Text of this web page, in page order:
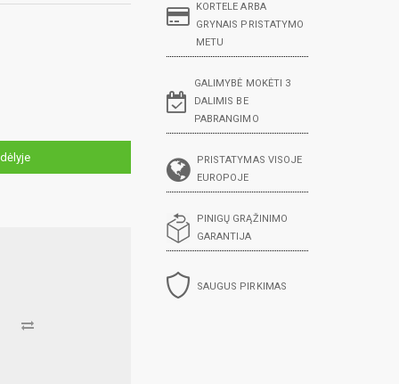
KORTELE ARBA
GRYNAIS PRISTATYMO
METU
GALIMYBĖ MOKĖTI 3
DALIMIS BE
PABRANGIMO
PRISTATYMAS VISOJE
EUROPOJE
PINIGŲ GRĄŽINIMO
GARANTIJA
SAUGUS PIRKIMAS